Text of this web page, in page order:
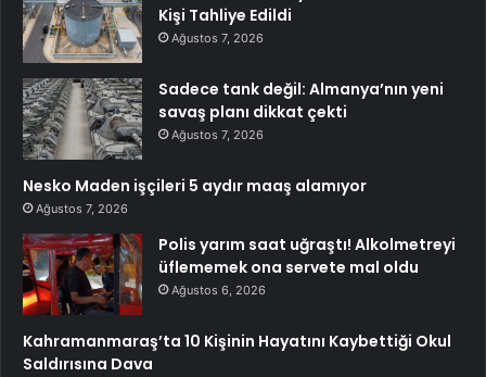
Kişi Tahliye Edildi
Ağustos 7, 2026
Sadece tank değil: Almanya’nın yeni
savaş planı dikkat çekti
Ağustos 7, 2026
Nesko Maden işçileri 5 aydır maaş alamıyor
Ağustos 7, 2026
Polis yarım saat uğraştı! Alkolmetreyi
üflememek ona servete mal oldu
Ağustos 6, 2026
Kahramanmaraş’ta 10 Kişinin Hayatını Kaybettiği Okul
Saldırısına Dava